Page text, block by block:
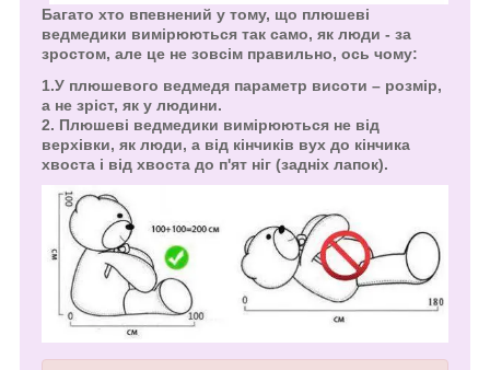
Багато хто впевнений у тому, що плюшеві
ведмедики вимірюються так само, як люди - за
зростом, але це не зовсім правильно, ось чому:
1.У плюшевого ведмедя параметр висоти – розмір,
а не зріст, як у людини.
2. Плюшеві ведмедики вимірюються не від
верхівки, як люди, а від кінчиків вух до кінчика
хвоста і від хвоста до п'ят ніг (задніх лапок).